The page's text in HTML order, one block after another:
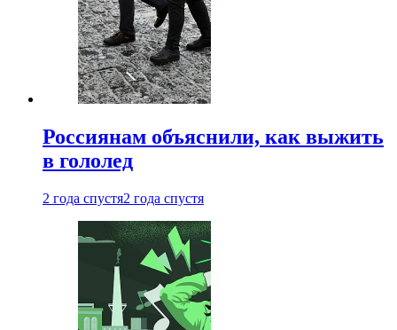
Россиянам объяснили, как выжить
в гололед
2 года спустя2 года спустя